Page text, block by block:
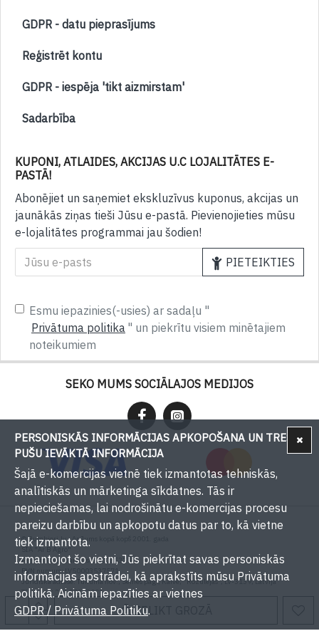
IELIKT GROZĀ
GDPR - datu pieprasījums
Reģistrēt kontu
GDPR - iespēja 'tikt aizmirstam'
Sadarbība
KUPONI, ATLAIDES, AKCIJAS U.C LOJALITĀTES E-
PASTĀ!
Abonējiet un saņemiet ekskluzīvus kuponus, akcijas un
jaunākās ziņas tieši Jūsu e-pastā. Pievienojieties mūsu
e-lojalitātes programmai jau šodien!
PIETEIKTIES
Esmu iepazinies(-usies) ar sadaļu "
Privātuma politika " un piekrītu visiem minētajiem
noteikumiem
SEKO MUMS SOCIĀLAJOS MEDIJOS
© Bumbieri.lv - Ar Jums kopā kopš 2001. gada
SIA "Ar B Agro"
Reģistrācijas numurs: 50003537571
PVN numurs: LV50003537571
Juridiskā adrese: Tukuma nov., Sēmes pag., Kaive, "Rožulejas", LV-3139, Latvija
Tālrunis: +371 29393001
PERSONISKĀS INFORMĀCIJAS APKOPOŠANA UN TREŠU
PUŠU IEVĀKTĀ INFORMĀCIJA
Šajā e-komercijas vietnē tiek izmantotas tehniskās,
analītiskās un mārketinga sīkdatnes. Tās ir
nepieciešamas, lai nodrošinātu e-komercijas procesu
pareizu darbību un apkopotu datus par to, kā vietne
tiek izmantota.
Izmantojot šo vietni, Jūs piekrītat savas personiskās
informācijas apstrādei, kā aprakstīts mūsu Privātuma
politikā. Aicinām iepazīties ar vietnes
GDPR / Privātuma Politiku.